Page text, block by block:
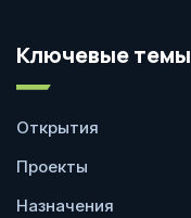
Ключевые темы
Открытия
Проекты
Назначения